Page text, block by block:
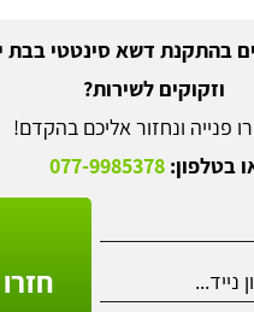
בהתקנת דשא סינטטי בבת
וזקוקים לשירות?
פנייה ונחזור אליכם בהקדם!
בטלפון:077-9985378